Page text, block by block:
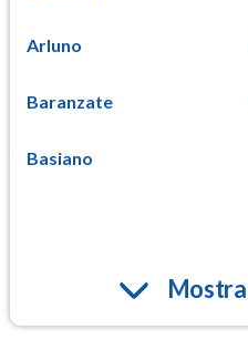
Arluno
Baranzate
Basiano